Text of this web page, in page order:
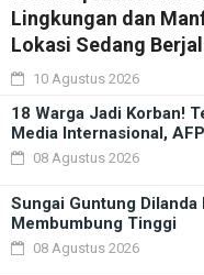
Lingkungan dan
Lokasi Sedang
10 Agustus 2026
18 Warga Jadi Korban!
Media Internasional,
08 Agustus 2026
Sungai Guntung Dilanda
Membumbung Tinggi
08 Agustus 2026